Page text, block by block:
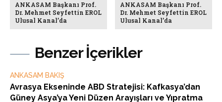
Benzer İçerikler
ANKASAM BAKIŞ
Avrasya Ekseninde ABD Stratejisi: Kafkasya’dan
Güney Asya’ya Yeni Düzen Arayışları ve Yıpratma
ANKASAM Başkanı Prof.
Dr. Mehmet Seyfettin EROL
Ulusal Kanal’da
ANKASAM Başkanı Prof.
Dr. Mehmet Seyfettin EROL
Ulusal Kanal’da